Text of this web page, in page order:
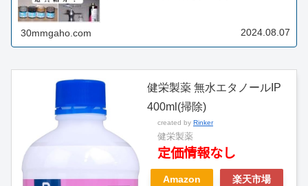
30mmgaho.com 2024.08.07
健栄製薬 無水エタノールIP
400ml(掃除)
created by Rinker
健栄製薬
定価情報なし
Amazon 楽天市場